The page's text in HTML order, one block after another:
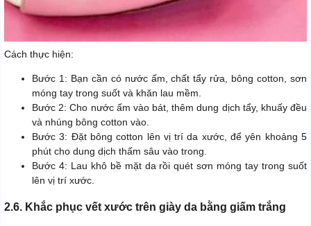
Cách thực hiện:
Bước 1: Bạn cần có nước ấm, chất tẩy rửa, bông cotton, sơn
móng tay trong suốt và khăn lau mềm.
Bước 2: Cho nước ấm vào bát, thêm dung dịch tẩy, khuấy đều
và nhúng bông cotton vào.
Bước 3: Đặt bông cotton lên vị trí da xước, để yên khoảng 5
phút cho dung dịch thấm sâu vào trong.
Bước 4: Lau khô bề mặt da rồi quét sơn móng tay trong suốt
lên vị trí xước.
2.6. Khắc phục vết xước trên giày da bằng giấm trắng